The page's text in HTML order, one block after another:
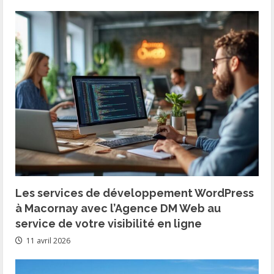
Les services de développement WordPress
à Macornay avec l’Agence DM Web au
service de votre visibilité en ligne
11 avril 2026